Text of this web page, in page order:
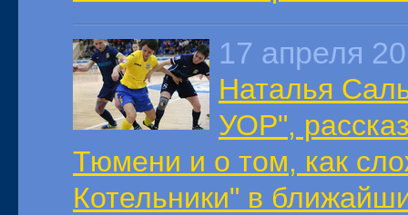
17 апреля
Наталья
УОР",
Тюмени и о том, как
Котельники" в